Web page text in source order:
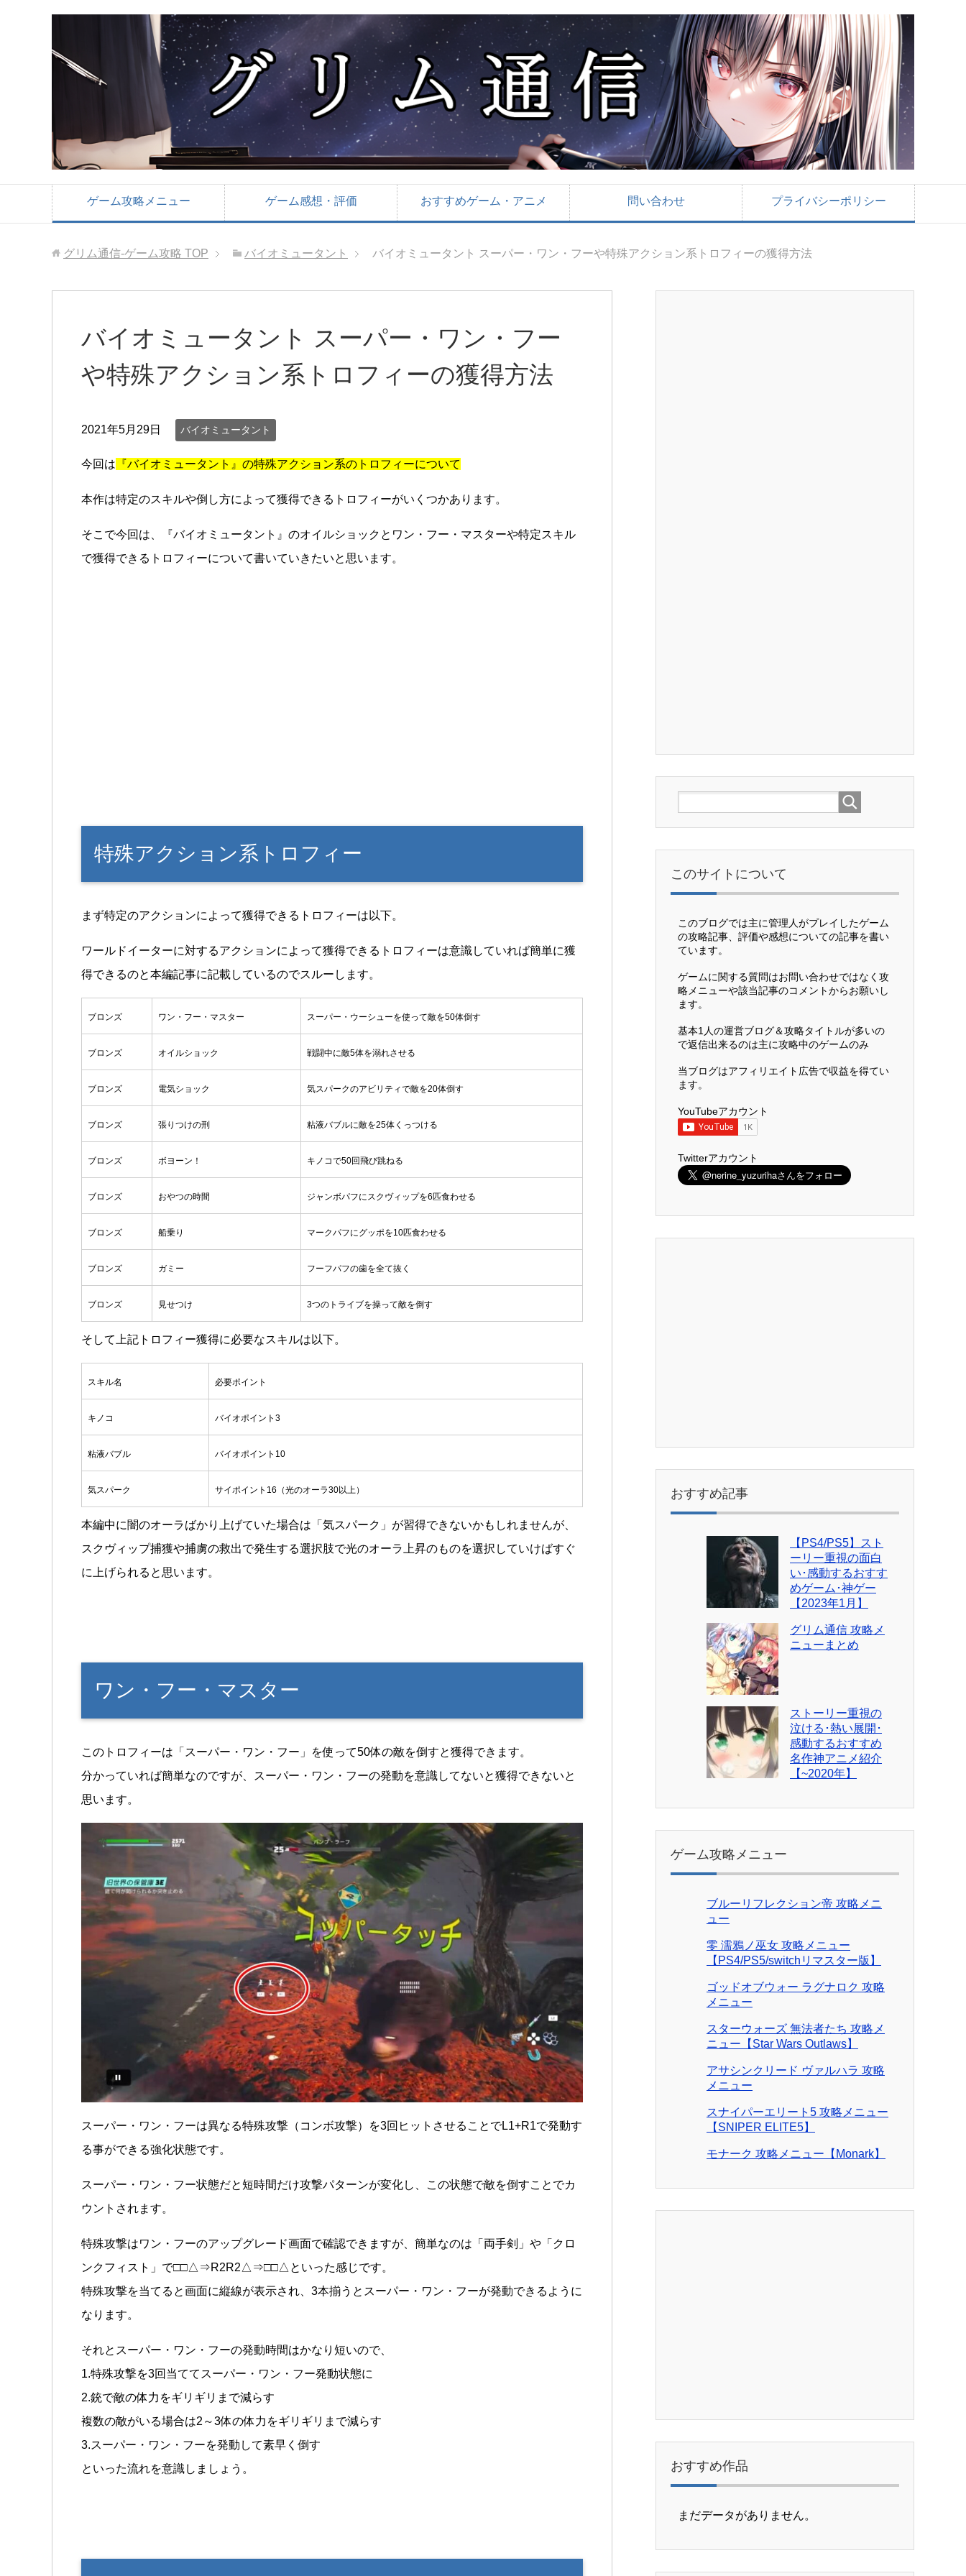
ゲーム攻略メニュー ゲーム感想・評価 おすすめゲーム・アニメ 問い合わせ プライバシーポリシー
グリム通信-ゲーム攻略 TOP バイオミュータント バイオミュータント スーパー・ワン・フーや特殊アクション系トロフィーの獲得方法
バイオミュータント スーパー・ワン・フー
や特殊アクション系トロフィーの獲得方法
2021年5月29日 バイオミュータント
今回は 『バイオミュータント』の特殊アクション系のトロフィーについて
本作は特定のスキルや倒し方によって獲得できるトロフィーがいくつかあります。
そこで今回は、『バイオミュータント』のオイルショックとワン・フー・マスターや特定スキル
で獲得できるトロフィーについて書いていきたいと思います。
特殊アクション系トロフィー
まず特定のアクションによって獲得できるトロフィーは以下。
ワールドイーターに対するアクションによって獲得できるトロフィーは意識していれば簡単に獲
得できるのと本編記事に記載しているのでスルーします。
ブロンズ ワン・フー・マスター スーパー・ウーシューを使って敵を50体倒す
ブロンズ オイルショック 戦闘中に敵5体を溺れさせる
ブロンズ 電気ショック 気スパークのアビリティで敵を20体倒す
ブロンズ 張りつけの刑 粘液バブルに敵を25体くっつける
ブロンズ ボヨーン！ キノコで50回飛び跳ねる
ブロンズ おやつの時間 ジャンボパフにスクヴィップを6匹食わせる
ブロンズ 船乗り マークパフにグッポを10匹食わせる
ブロンズ ガミー フーフパフの歯を全て抜く
ブロンズ 見せつけ 3つのトライブを操って敵を倒す
そして上記トロフィー獲得に必要なスキルは以下。
スキル名 必要ポイント
キノコ バイオポイント3
粘液バブル バイオポイント10
気スパーク サイポイント16（光のオーラ30以上）
本編中に闇のオーラばかり上げていた場合は「気スパーク」が習得できないかもしれませんが、
スクヴィップ捕獲や捕虜の救出で発生する選択肢で光のオーラ上昇のものを選択していけばすぐ
に上げられると思います。
ワン・フー・マスター
このトロフィーは「スーパー・ワン・フー」を使って50体の敵を倒すと獲得できます。
分かっていれば簡単なのですが、スーパー・ワン・フーの発動を意識してないと獲得できないと
思います。
スーパー・ワン・フーは異なる特殊攻撃（コンボ攻撃）を3回ヒットさせることでL1+R1で発動す
る事ができる強化状態です。
スーパー・ワン・フー状態だと短時間だけ攻撃パターンが変化し、この状態で敵を倒すことでカ
ウントされます。
特殊攻撃はワン・フーのアップグレード画面で確認できますが、簡単なのは「両手剣」や「クロ
ンクフィスト」で□□△⇒R2R2△⇒□□△といった感じです。
特殊攻撃を当てると画面に縦線が表示され、3本揃うとスーパー・ワン・フーが発動できるように
なります。
それとスーパー・ワン・フーの発動時間はかなり短いので、
1.特殊攻撃を3回当ててスーパー・ワン・フー発動状態に
2.銃で敵の体力をギリギリまで減らす
複数の敵がいる場合は2～3体の体力をギリギリまで減らす
3.スーパー・ワン・フーを発動して素早く倒す
といった流れを意識しましょう。
このサイトについて
このブログでは主に管理人がプレイしたゲーム
の攻略記事、評価や感想についての記事を書い
ています。
ゲームに関する質問はお問い合わせではなく攻
略メニューや該当記事のコメントからお願いし
ます。
基本1人の運営ブログ＆攻略タイトルが多いの
で返信出来るのは主に攻略中のゲームのみ
当ブログはアフィリエイト広告で収益を得てい
ます。
YouTubeアカウント
Twitterアカウント
おすすめ記事
【PS4/PS5】スト
ーリー重視の面白
い･感動するおすす
めゲーム･神ゲー
【2023年1月】
グリム通信 攻略メ
ニューまとめ
ストーリー重視の
泣ける･熱い展開･
感動するおすすめ
名作神アニメ紹介
【~2020年】
ゲーム攻略メニュー
ブルーリフレクション帝 攻略メニ
ュー
零 濡鴉ノ巫女 攻略メニュー
【PS4/PS5/switchリマスター版】
ゴッドオブウォー ラグナロク 攻略
メニュー
スターウォーズ 無法者たち 攻略メ
ニュー【Star Wars Outlaws】
アサシンクリード ヴァルハラ 攻略
メニュー
スナイパーエリート5 攻略メニュー
【SNIPER ELITE5】
モナーク 攻略メニュー【Monark】
おすすめ作品
まだデータがありません。